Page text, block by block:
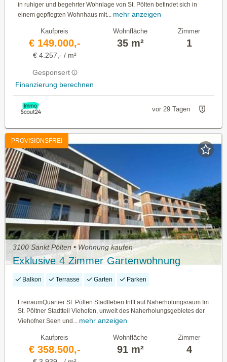
in ruhiger und begehrter Wohnlage von St. Pölten befindet sich in
einem gepflegten Wohnhaus mit... mehr anzeigen
Kaufpreis
€ 149.000,-
€ 4.257,- / m²
Gesponsert
Finanzierung berechnen
Wohnfläche
35 m²
Zimmer
1
vor 29 Tagen
PROVISIONSFREI
3100 Sankt Pölten • Wohnung kaufen
Exklusive 4 Zimmer Gartenwohnung
Balkon Terrasse Garten Parken
FreiraumQuartier St. Pölten Stadtleben trifft auf Naherholungsraum Im
St. Pöltner Stadtteil Viehofen, unweit des Naherholungsgebietes der
Viehofner Seen und... mehr anzeigen
Kaufpreis
€ 358.500,-
Wohnfläche
91 m²
Zimmer
4